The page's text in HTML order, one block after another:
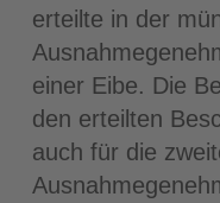
erteilte in der
einer Eibe. Die
den erteilten
auch für die